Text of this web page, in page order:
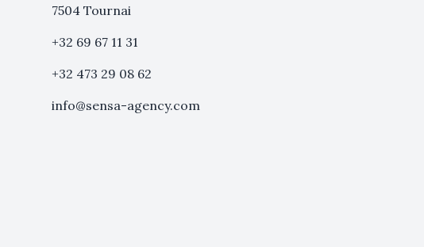
7504 Tournai
+32 69 67 11 31
+32 473 29 08 62
info@sensa-agency.com